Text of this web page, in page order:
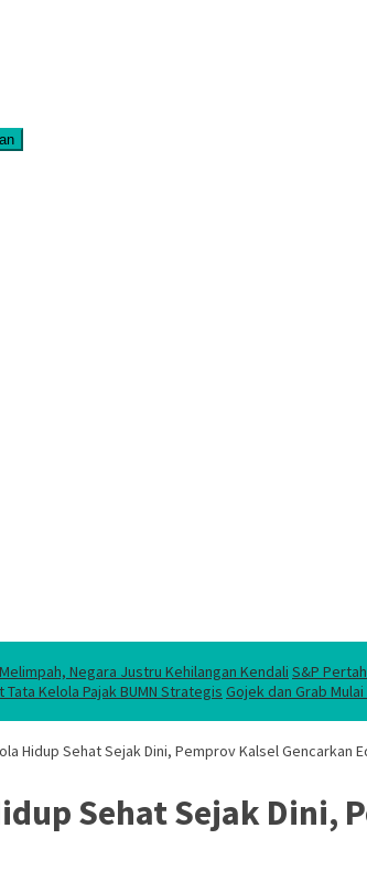
Negara Justru Kehilangan Kendali S&P
Kelola Pajak BUMN Strategis Gojek dan Grab
Hidup Sehat Sejak Dini, Pemprov Kalsel Gencarkan
Sehat Sejak Dini,